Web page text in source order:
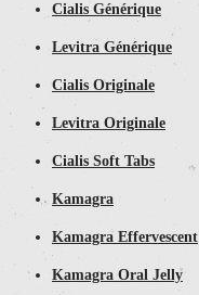
Cialis Générique
Levitra Générique
Cialis Originale
Levitra Originale
Cialis Soft Tabs
Kamagra
Kamagra Effervescent
Kamagra Oral Jelly